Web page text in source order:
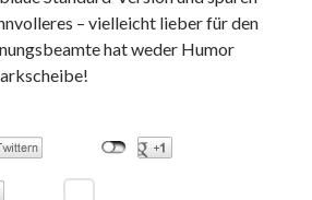
– vielleicht lieber für den
hat weder Humor